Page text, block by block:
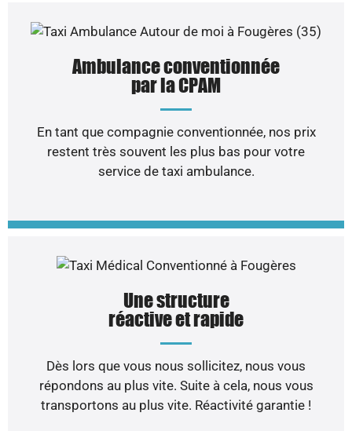
Ambulance conventionnée
par la CPAM
En tant que compagnie conventionnée, nos prix
restent très souvent les plus bas pour votre
service de taxi ambulance.
Une structure
réactive et rapide
Dès lors que vous nous sollicitez, nous vous
répondons au plus vite. Suite à cela, nous vous
transportons au plus vite. Réactivité garantie !